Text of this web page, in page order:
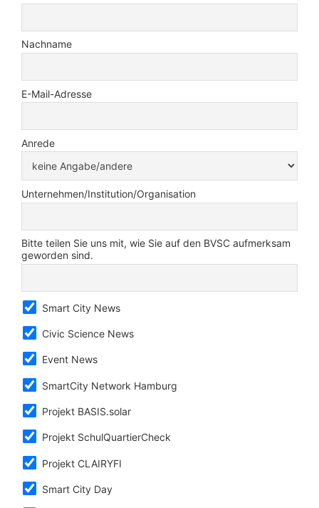
Nachname
E-Mail-Adresse
Anrede
Unternehmen/Institution/Organisation
Bitte teilen Sie uns mit, wie Sie auf den BVSC aufmerksam
geworden sind.
Smart City News
Civic Science News
Event News
SmartCity Network Hamburg
Projekt BASIS.solar
Projekt SchulQuartierCheck
Projekt CLAIRYFI
Smart City Day